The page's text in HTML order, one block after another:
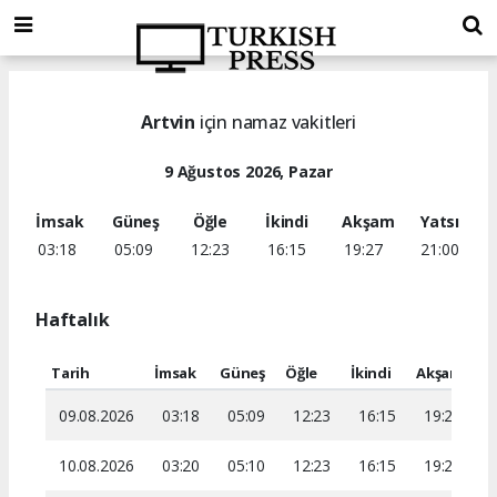
Artvin için namaz vakitleri
9 Ağustos 2026, Pazar
İmsak
03:18
Güneş
05:09
Öğle
12:23
İkindi
16:15
Akşam
19:27
Yatsı
21:00
Haftalık
Tarih İmsak Güneş Öğle İkindi Akşam
09.08.2026 03:18 05:09 12:23 16:15 19:27
10.08.2026 03:20 05:10 12:23 16:15 19:26